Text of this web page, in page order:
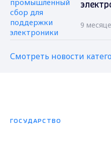
9
Смотреть новости
ГОСУДАРСТВО